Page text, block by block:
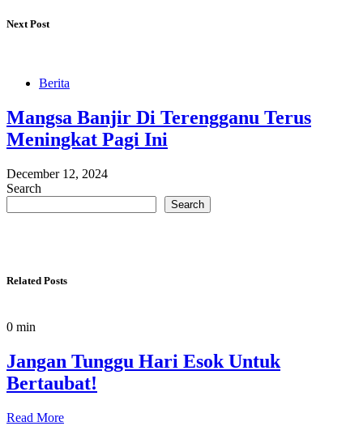
Next Post
Berita
Mangsa Banjir Di Terengganu Terus
Meningkat Pagi Ini
December 12, 2024
Search
Search
Related Posts
0 min
Jangan Tunggu Hari Esok Untuk
Bertaubat!
Read More